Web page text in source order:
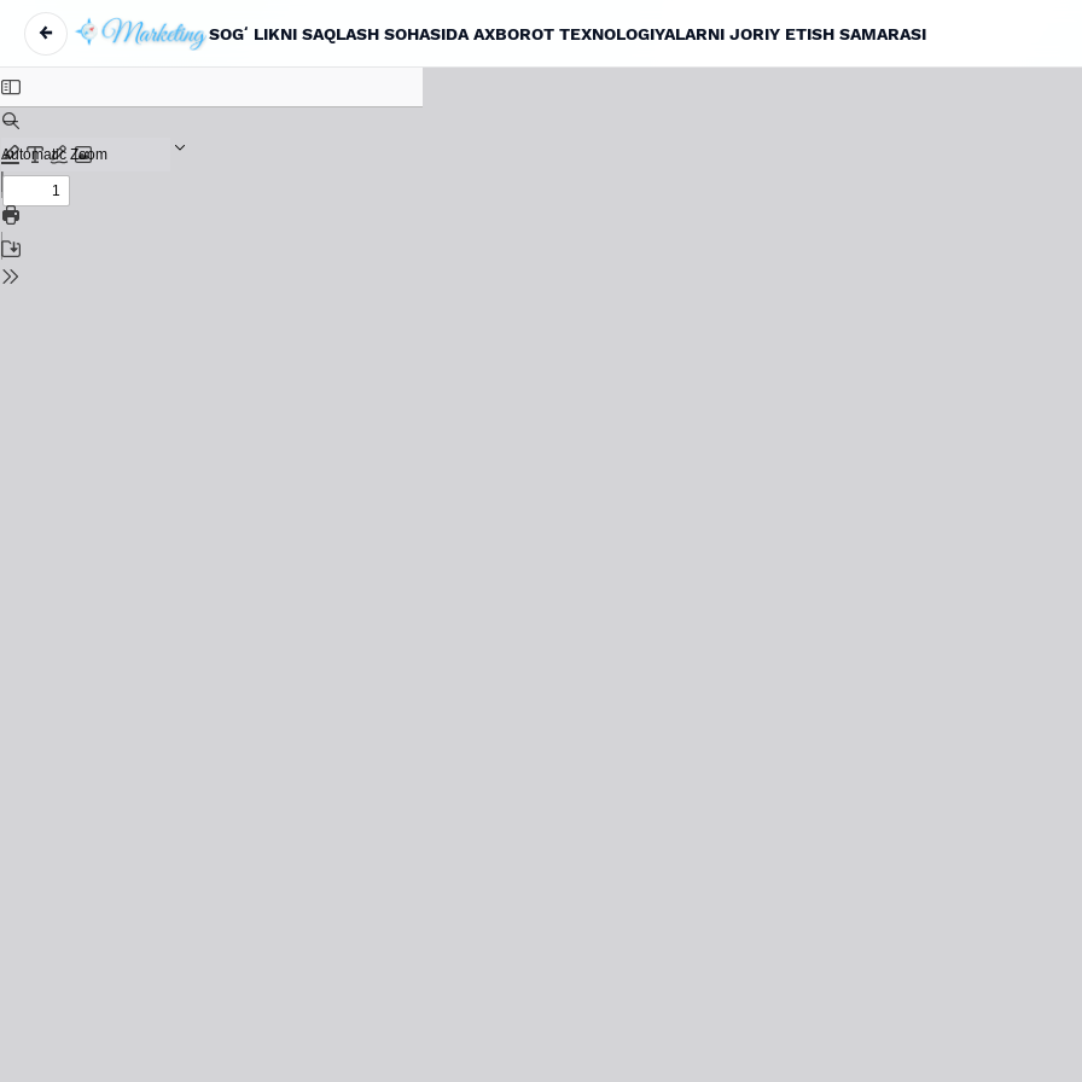
←
Return to Article Details
SOGʻLIKNI SAQLASH SOHASIDA AXBOROT TEXNOLOGIYALARNI JORIY ETISH SAMARASI